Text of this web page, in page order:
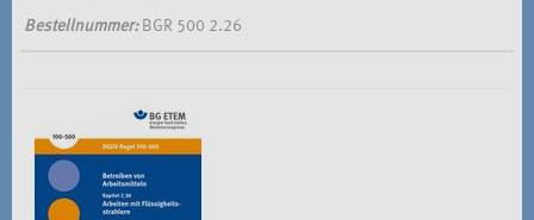
Bestellnummer:BGR 500 2.26